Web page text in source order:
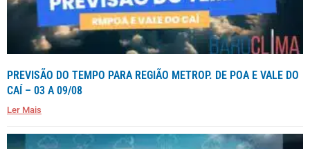
PREVISÃO DO TEMPO PARA REGIÃO METROP. DE POA E VALE DO
CAÍ – 03 A 09/08
Ler Mais